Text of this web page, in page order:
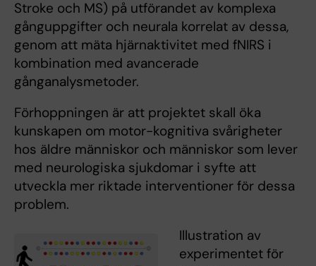
Stroke och MS) på utförandet av komplexa
gånguppgifter och neurala korrelat av dessa,
genom att mäta hjärnaktivitet med fNIRS i
kombination med avancerade
gånganalysmetoder.
Förhoppningen är att projektet skall öka
kunskapen om motor-kognitiva svårigheter
hos äldre människor och människor som lever
med neurologiska sjukdomar i syfte att
utveckla mer riktade interventioner för dessa
problem.
Illustration av
experimentet för